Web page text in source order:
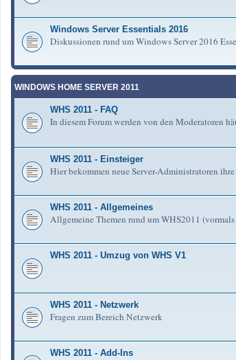
Windows Server Essentials 2016
Diskussionen rund um Windows Server 2016
WINDOWS HOME SERVER 2011
WHS 2011 - FAQ
In diesem Forum werden von den Moderatoren
WHS 2011 - Einsteiger
Hier bekommen neue Server-Administratoren
WHS 2011 - Allgemeines
Allgemeine Themen rund um WHS2011
WHS 2011 - Umzug von WHS V1
WHS 2011 - Netzwerk
Fragen zum Bereich Netzwerk
WHS 2011 - Add-Ins